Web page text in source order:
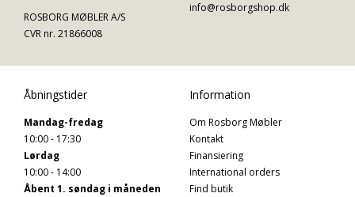
ROSBORG MØBLER A/S
CVR nr. 21866008
info@rosborgshop.dk
Åbningstider
Mandag-fredag
10:00 - 17:30
Lørdag
10:00 - 14:00
Åbent 1. søndag i måneden
Information
Om Rosborg Møbler
Kontakt
Finansiering
International orders
Find butik